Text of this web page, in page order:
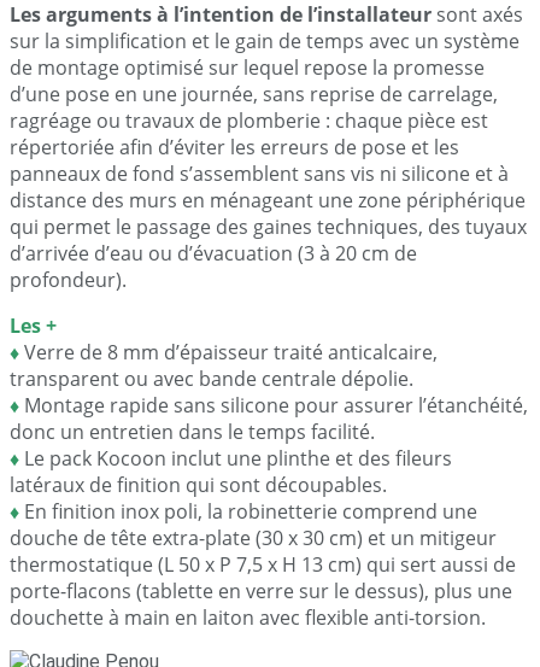
Les arguments à l’intention de l’installateur sont axés
sur la simplification et le gain de temps avec un système
de montage optimisé sur lequel repose la promesse
d’une pose en une journée, sans reprise de carrelage,
ragréage ou travaux de plomberie : chaque pièce est
répertoriée afin d’éviter les erreurs de pose et les
panneaux de fond s’assemblent sans vis ni silicone et à
distance des murs en ménageant une zone périphérique
qui permet le passage des gaines techniques, des tuyaux
d’arrivée d’eau ou d’évacuation (3 à 20 cm de
profondeur).
Les +
♦Verre de 8 mm d’épaisseur traité anticalcaire,
transparent ou avec bande centrale dépolie.
♦ Montage rapide sans silicone pour assurer l’étanchéité,
donc un entretien dans le temps facilité.
♦ Le pack Kocoon inclut une plinthe et des fileurs
latéraux de finition qui sont découpables.
♦ En finition inox poli, la robinetterie comprend une
douche de tête extra-plate (30 x 30 cm) et un mitigeur
thermostatique (L 50 x P 7,5 x H 13 cm) qui sert aussi de
porte-flacons (tablette en verre sur le dessus), plus une
douchette à main en laiton avec flexible anti-torsion.